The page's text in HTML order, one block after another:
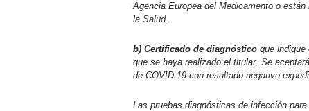
Agencia Europea del Medicamento o
la Salud.
b) Certificado de diagnóstico que
que se haya realizado el titular. Se
de COVID-19 con resultado negativo
Las pruebas diagnósticas de infección